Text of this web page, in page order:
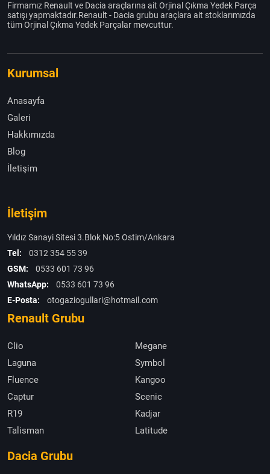
Firmamız Renault ve Dacia araçlarına ait Orjinal Çıkma Yedek Parça
satışı yapmaktadır.Renault - Dacia grubu araçlara ait stoklarımızda
tüm Orjinal Çıkma Yedek Parçalar mevcuttur.
Kurumsal
Anasayfa
Galeri
Hakkımızda
Blog
İletişim
İletişim
Yıldız Sanayi Sitesi 3.Blok No:5 Ostim/Ankara
Tel:
0312 354 55 39
GSM:
0533 601 73 96
WhatsApp:
0533 601 73 96
E-Posta:
otogaziogullari@hotmail.com
Renault Grubu
Clio
Megane
Laguna
Symbol
Fluence
Kangoo
Captur
Scenic
R19
Kadjar
Talisman
Latitude
Dacia Grubu